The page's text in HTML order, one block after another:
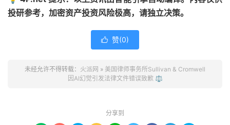
投研参考，加密资产投资风险极高，请独立决策。
 赞(0)
未经允许不得转载： 火派网 » 美国律师事务所Sullivan & Cromwell
因AI幻觉引发法律文件错误致歉 ⚖️
分享到